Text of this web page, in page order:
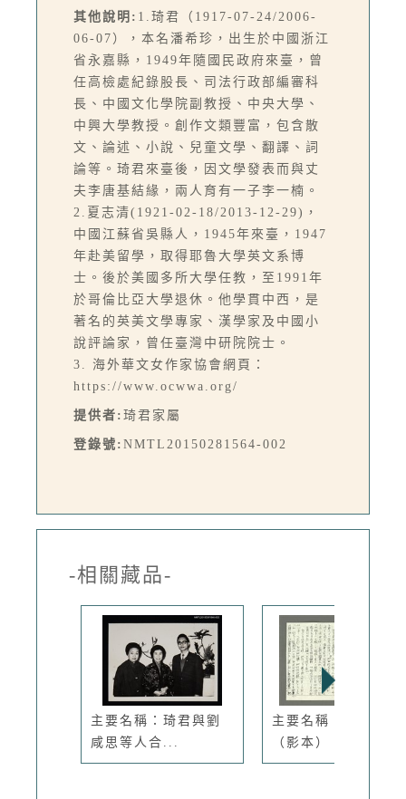
其他說明: 1.琦君（1917-07-24/2006-
06-07），本名潘希珍，出生於中國浙江
省永嘉縣，1949年隨國民政府來臺，曾
任高檢處紀錄股長、司法行政部編審科
長、中國文化學院副教授、中央大學、
中興大學教授。創作文類豐富，包含散
文、論述、小說、兒童文學、翻譯、詞
論等。琦君來臺後，因文學發表而與丈
夫李唐基結緣，兩人育有一子李一楠。
2.夏志清(1921-02-18/2013-12-29)，
中國江蘇省吳縣人，1945年來臺，1947
年赴美留學，取得耶魯大學英文系博
士。後於美國多所大學任教，至1991年
於哥倫比亞大學退休。他學貫中西，是
著名的英美文學專家、漢學家及中國小
說評論家，曾任臺灣中研院院士。
3. 海外華文女作家協會網頁：
https://www.ocwwa.org/
提供者: 琦君家屬
登錄號: NMTL20150281564-002
-相關藏品-
主要名稱：琦君與劉
咸思等人合...
主要名稱：編草鞋
（影本）